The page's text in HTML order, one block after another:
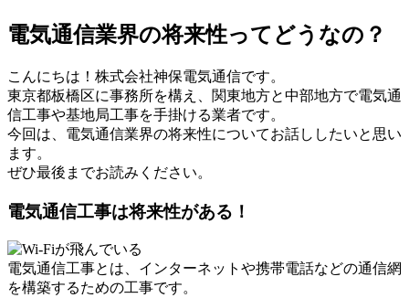
電気通信業界の将来性ってどうなの？
こんにちは！株式会社神保電気通信です。
東京都板橋区に事務所を構え、関東地方と中部地方で電気通
信工事や基地局工事を手掛ける業者です。
今回は、電気通信業界の将来性についてお話ししたいと思い
ます。
ぜひ最後までお読みください。
電気通信工事は将来性がある！
電気通信工事とは、インターネットや携帯電話などの通信網
を構築するための工事です。